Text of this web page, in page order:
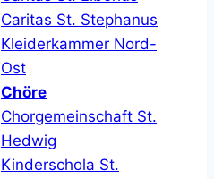
Caritas St. Stephanus
Kleiderkammer Nord-
Ost
Chöre
Chorgemeinschaft St.
Hedwig
Kinderschola St.